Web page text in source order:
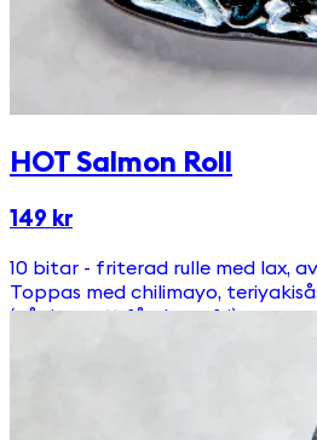
HOT Salmon Roll
149 kr
10 bitar - friterad rulle med lax,
Toppas med chilimayo,
(går inte att få glutenfri)